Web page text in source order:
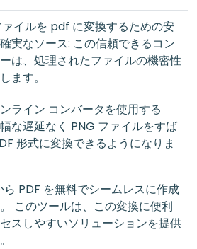
イルを pdf に変換するための安
実なソース: この信頼できるコン
は、処理されたファイルの機密性
ます。
ライン コンバータを使用する
な遅延なく PNG ファイルをすば
形式に変換できるようになりま
ら PDF を無料でシームレスに作成
このツールは、この変換に便利
スしやすいソリューションを提供